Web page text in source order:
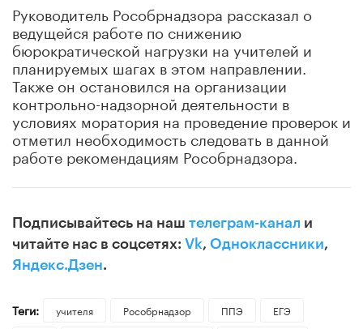
Руководитель Рособрнадзора рассказал о
ведущейся работе по снижению
бюрократической нагрузки на учителей и
планируемых шагах в этом направлении.
Также он остановился на организации
контрольно-надзорной деятельности в
условиях моратория на проведение проверок и
отметил необходимость следовать в данной
работе рекомендациям Рособрнадзора.
Подписывайтесь на наш телеграм-канал и
читайте нас в соцсетях: Vk, Одноклассники,
Яндекс.Дзен.
Теги: учителя Рособрнадзор ППЭ
ЕГЭ